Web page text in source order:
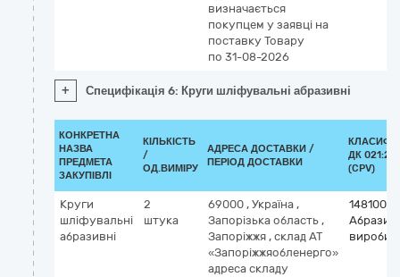
визначається
покупцем у заявці на
поставку Товару
по 31-08-2026
+ Специфікація 6: Круги шліфувальні абразивні
КОНКРЕТНА
НАЗВА
ПРЕДМЕТА
ЗАКУПІВЛІ
КІЛЬКІСТЬ
/
ОД.ВИМІРУ
АДРЕСА ДОСТАВКИ /
ПЕРІОД ДОСТАВКИ
ДК
(CPV)
Круги
шліфувальні
абразивні
2
штука
69000 , Україна ,
Запорізька область ,
Запоріжжя , склад АТ
«Запоріжжяобленерго»
адреса складу
вироби